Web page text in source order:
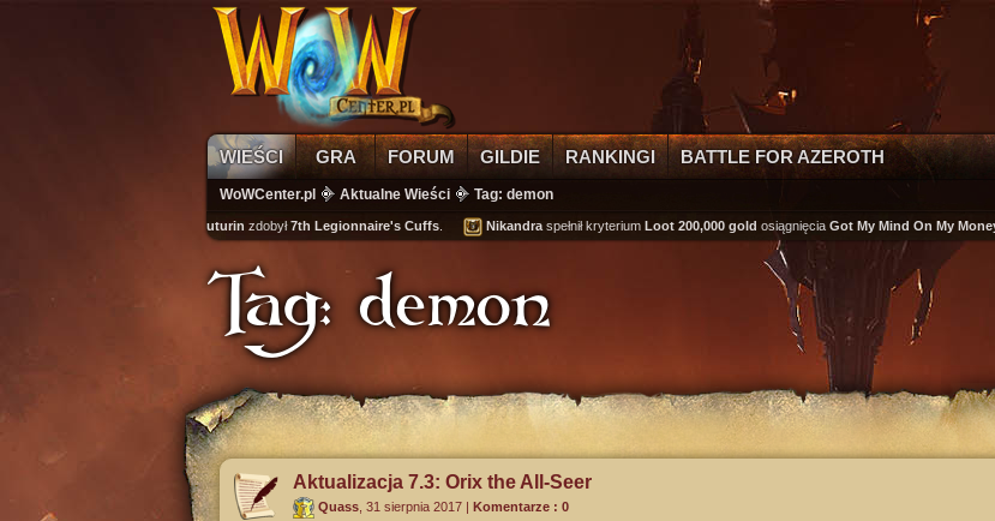
WIEŚCI GRA FORUM GILDIE RANKINGI BATTLE FOR AZEROTH
WoWCenter.pl Aktualne Wieści Tag: demon
kuturinzdobył7th Legionnaire's Cuffs . Nikandraspełnił kryteriumLoot 200,000 goldosiągnięciaGot My Mind On My Money.
Tag: demon
Aktualizacja 7.3: Orix the All-Seer
Quass 31 sierpnia 2017 | Komentarze : 0